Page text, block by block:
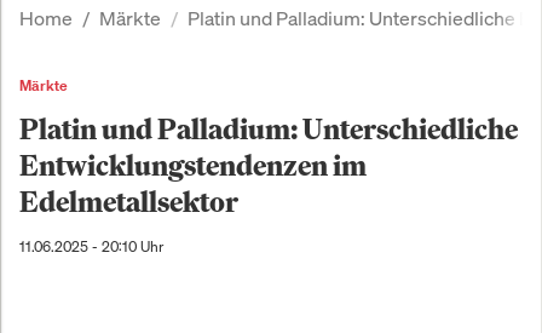
Home Märkte Platin und Palladium: Unterschiedliche
Märkte
Platin und Palladium: Unterschiedliche
Entwicklungstendenzen im
Edelmetallsektor
11.06.2025 - 20:10 Uhr